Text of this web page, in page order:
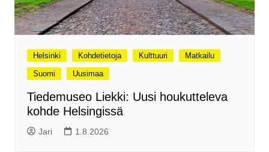
Helsinki Kohdetietoja Kulttuuri
Matkailu
Suomi
Uusimaa
Tiedemuseo Liekki: Uusi houkutteleva
kohde Helsingissä
Jari 1.8.2026